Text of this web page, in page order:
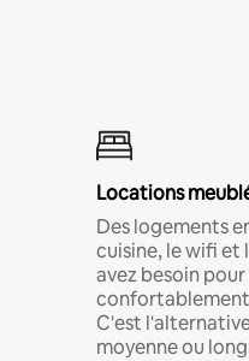
Locations
Des logements
cuisine, le wifi et
avez besoin
confortablement
C'est
moyenne ou